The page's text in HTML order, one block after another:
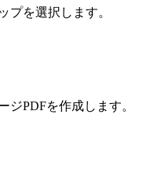
プを選択します。
ジPDFを作成します。